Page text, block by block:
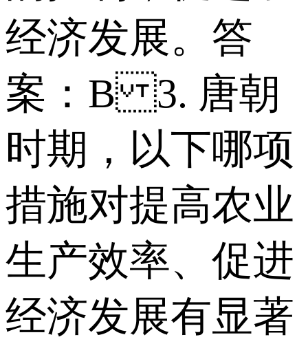
经济发展。 答
案：B 3. 唐朝
时期，以下哪项
措施对提高农业
生产效率、促进
经济发展有显著